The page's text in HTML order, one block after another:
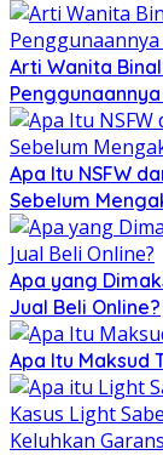
Arti Wanita
Apa Itu NSFW
Sebelum
Apa yang
Jual Beli Online?
Apa Itu Maksud